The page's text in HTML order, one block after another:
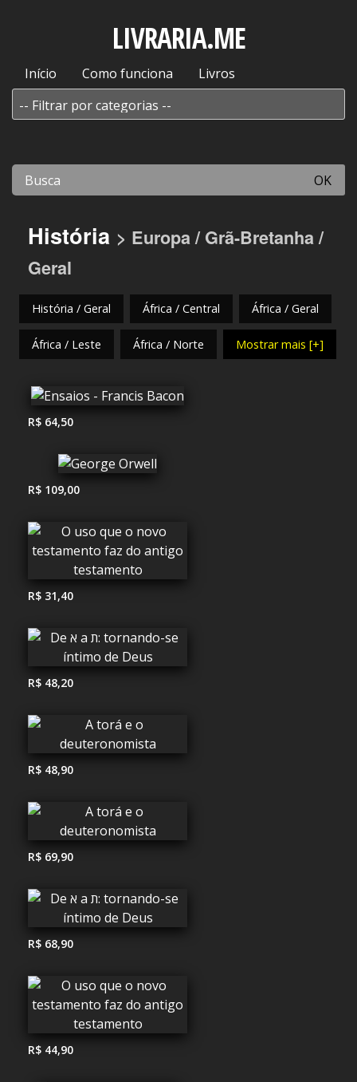
LIVRARIA.ME
Início Como funciona Livros
OK
História > Europa / Grã-Bretanha /
Geral
História / Geral África / Central África / Geral
África / Leste África / Norte Mostrar mais [+]
R$ 64,50
R$ 109,00
R$ 31,40
R$ 48,20
R$ 48,90
R$ 69,90
R$ 68,90
R$ 44,90